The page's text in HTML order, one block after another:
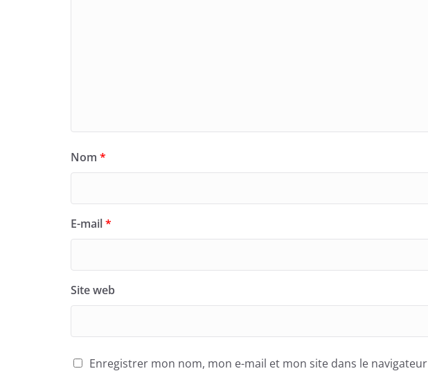
Nom *
E-mail*
Site web
Enregistrer mon nom, mon e-mail et mon site dans le